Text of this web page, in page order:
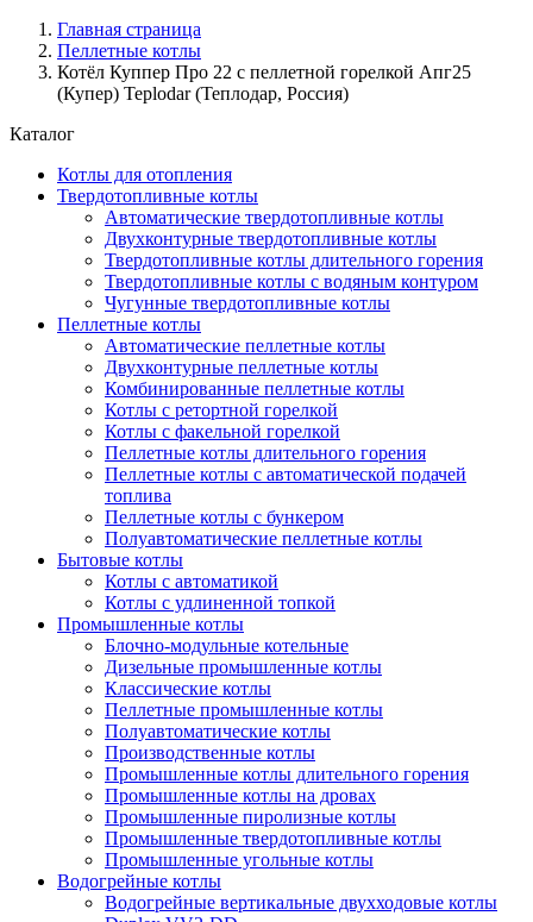
Главная страница
Пеллетные котлы
Котёл Куппер Про 22 с пеллетной горелкой Апг25
(Купер) Teplodar (Теплодар, Россия)
Каталог
Котлы для отопления
Твердотопливные котлы
Автоматические твердотопливные котлы
Двухконтурные твердотопливные котлы
Твердотопливные котлы длительного горения
Твердотопливные котлы с водяным контуром
Чугунные твердотопливные котлы
Пеллетные котлы
Автоматические пеллетные котлы
Двухконтурные пеллетные котлы
Комбинированные пеллетные котлы
Котлы с ретортной горелкой
Котлы с факельной горелкой
Пеллетные котлы длительного горения
Пеллетные котлы с автоматической подачей
топлива
Пеллетные котлы с бункером
Полуавтоматические пеллетные котлы
Бытовые котлы
Котлы с автоматикой
Котлы с удлиненной топкой
Промышленные котлы
Блочно-модульные котельные
Дизельные промышленные котлы
Классические котлы
Пеллетные промышленные котлы
Полуавтоматические котлы
Производственные котлы
Промышленные котлы длительного горения
Промышленные котлы на дровах
Промышленные пиролизные котлы
Промышленные твердотопливные котлы
Промышленные угольные котлы
Водогрейные котлы
Водогрейные вертикальные двухходовые котлы